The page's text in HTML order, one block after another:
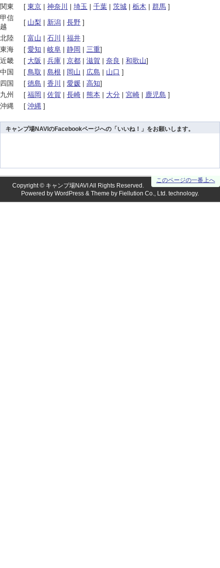
関東
[ 東京 | 神奈川 | 埼玉 | 千葉 | 茨城 | 栃木 | 群馬 ]
甲信
越
[ 山梨 | 新潟 | 長野 ]
北陸
[ 富山 | 石川 | 福井 ]
東海
[ 愛知 | 岐阜 | 静岡 | 三重]
近畿
[ 大阪 | 兵庫 | 京都 | 滋賀 | 奈良 | 和歌山]
中国
[ 鳥取 | 島根 | 岡山 | 広島 | 山口 ]
四国
[ 徳島 | 香川 | 愛媛 | 高知]
九州
[ 福岡 | 佐賀 | 長崎 | 熊本 | 大分 | 宮崎 | 鹿児島 ]
沖縄
[ 沖縄 ]
キャンプ場NAVIのFacebookページへの「いいね！」をお願いします。
このページの一番上へ
Copyright © キャンプ場NAVI All Rights Reserved.
Powered by WordPress & Theme by Fiellution Co., Ltd. technology.